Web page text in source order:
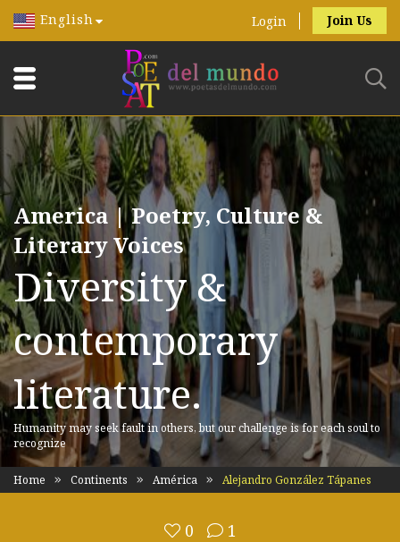
English Login Join Us
America | Poetry, Culture &
Literary Voices
Diversity &
contemporary
literature.
Humanity may seek fault in others, but our challenge is for each soul to
recognize
Home Continents América Alejandro González Tápanes
0 1